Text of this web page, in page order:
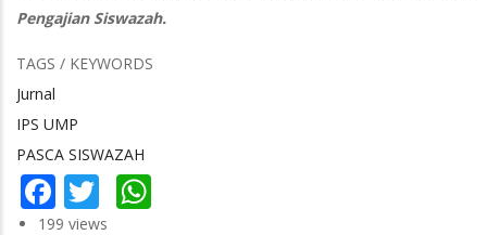
Pengajian Siswazah.
TAGS / KEYWORDS
Jurnal
IPS UMP
PASCA SISWAZAH
Facebook
Twitter
199 views